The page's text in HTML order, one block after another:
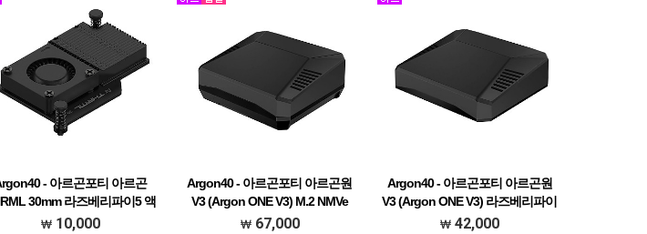
- 아르곤포티 아르곤
30mm 라즈베리파이5 액
티브 쿨러 [재고보유]
10,000
Argon40 - 아르곤포티 아르곤원
V3 (Argon ONE V3) M.2 NMVe
PCIe 라즈베리파이5 케이스
67,000
Argon40 - 아르곤포티 아르곤원
V3 (Argon ONE V3) 라즈베리파이
5 케이스 [재고보유]
42,000